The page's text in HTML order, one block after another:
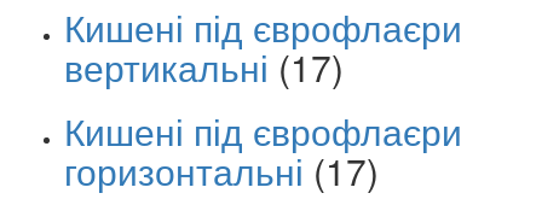
Кишені під єврофлаєри
вертикальні (17)
Кишені під єврофлаєри
горизонтальні (17)